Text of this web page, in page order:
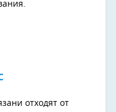
отходят от